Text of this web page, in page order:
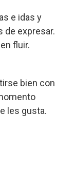
e idas y
de expresar.
fluir.
bien con
les gusta.